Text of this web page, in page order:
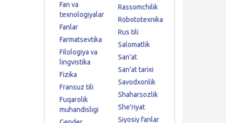
Fan va
texnologiyalar
Fanlar
Farmatsevtika
Filologiya va
lingvistika
Fizika
Fransuz tili
Fuqarolik
muhandisligi
Rassomchilik
Robototexnika
Rus tili
Salomatlik
San'at
San'at tarixi
Savodxonlik
Shaharsozlik
She'riyat
Siyosiy fanlar